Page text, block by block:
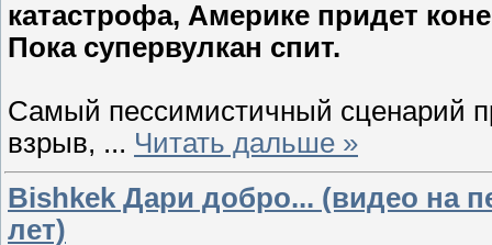
катастрофа, Америке придет
Пока супервулкан спит.
Самый пессимистичный сценарий
взрыв, ... Читать дальше »
Bishkek Дари добро... (видео на
лет)